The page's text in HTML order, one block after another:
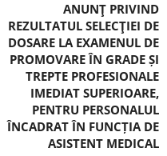
ANUNŢ PRIVIND
REZULTATUL SELECŢIEI DE
DOSARE LA EXAMENUL DE
PROMOVARE ÎN GRADE ȘI
TREPTE PROFESIONALE
IMEDIAT SUPERIOARE,
PENTRU PERSONALUL
ÎNCADRAT ÎN FUNCȚIA DE
ASISTENT MEDICAL